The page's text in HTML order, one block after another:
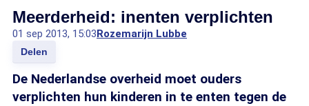
Meerderheid: inenten verplichten
01 sep 2013, 15:03Rozemarijn Lubbe
Delen
De Nederlandse overheid moet ouders
verplichten hun kinderen in te enten tegen de